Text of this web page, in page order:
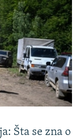
Šta se zna o